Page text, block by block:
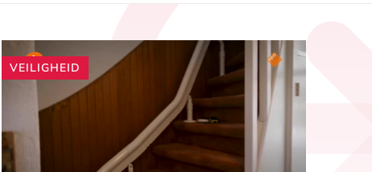
Andere
artikelen
VEILIGHEID